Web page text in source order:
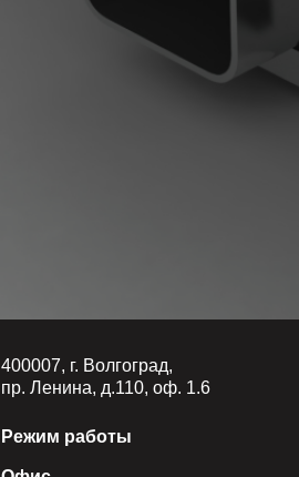
400007, г. Волгоград,
пр. Ленина, д.110, оф. 1.6
Режим работы